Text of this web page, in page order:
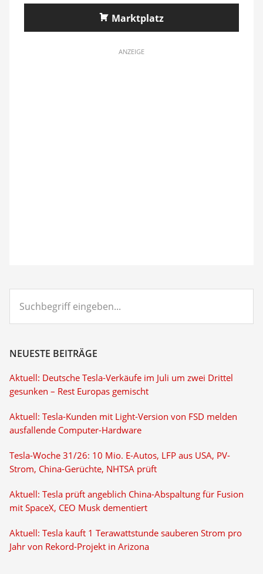
Marktplatz
ANZEIGE
eingeben...
NEUESTE BEITRÄGE
Aktuell: Deutsche Tesla-Verkäufe im Juli um zwei Drittel
gesunken – Rest Europas gemischt
Aktuell: Tesla-Kunden mit Light-Version von FSD melden
ausfallende Computer-Hardware
Tesla-Woche 31/26: 10 Mio. E-Autos, LFP aus USA, PV-
Strom, China-Gerüchte, NHTSA prüft
Aktuell: Tesla prüft angeblich China-Abspaltung für Fusion
mit SpaceX, CEO Musk dementiert
Aktuell: Tesla kauft 1 Terawattstunde sauberen Strom pro
Jahr von Rekord-Projekt in Arizona